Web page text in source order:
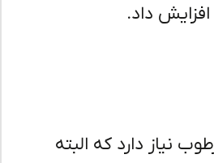
داد.
دارد که البته